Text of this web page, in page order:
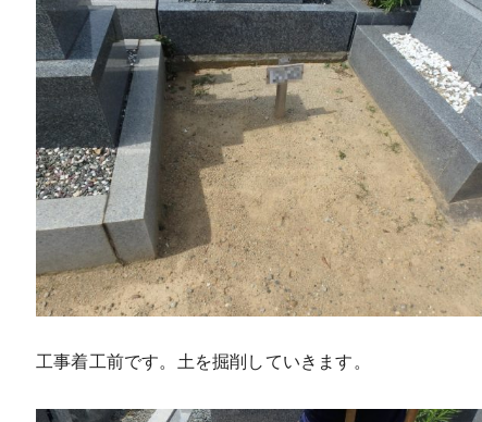
工事着工前です。土を掘削していきます。